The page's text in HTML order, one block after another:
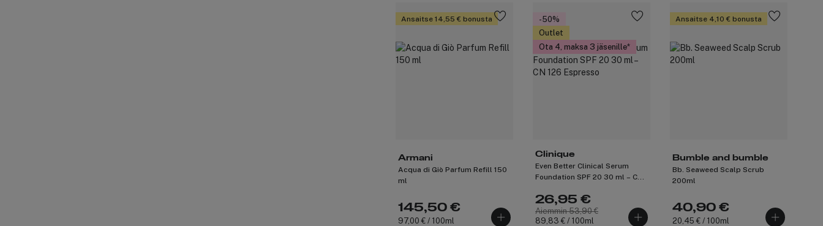
Ansaitse 14,55 € bonusta
Armani
Acqua di Giò Parfum Refill 150
ml
145,50 €
97,00 € / 100ml
-50%
Outlet
Ota 4, maksa 3 jäsenille
Clinique
Even Better Clinical Serum
Foundation SPF 20 30 ml – CN
26,95 €
Aiemmin 53,90 €
89,83 € / 100ml
Ansaitse 4,10 € bonusta
Bumble and bumble
Bb. Seaweed Scalp Scrub
200ml
40,90 €
20,45 € / 100ml